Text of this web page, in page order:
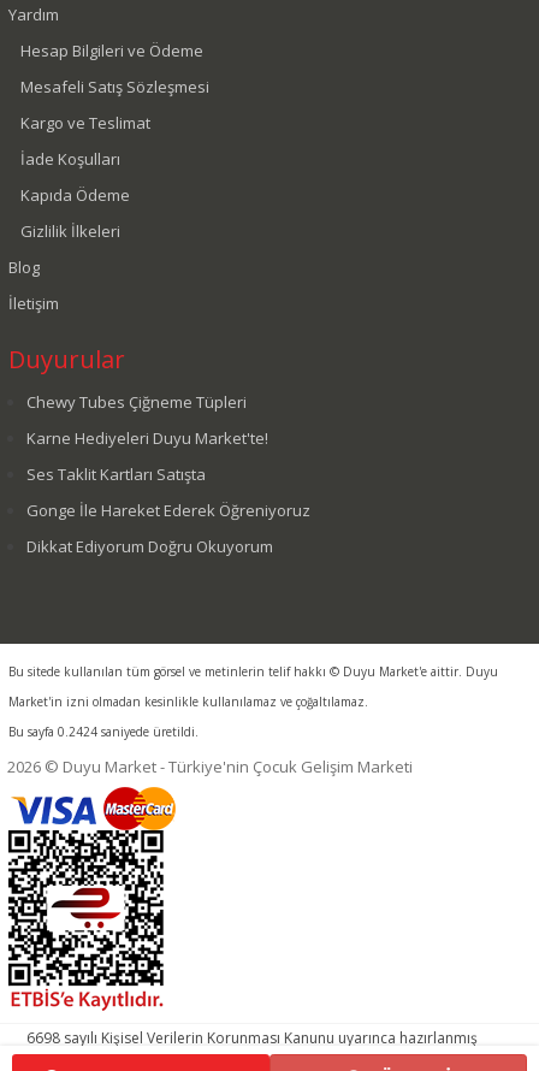
Yardım
Hesap Bilgileri ve Ödeme
Mesafeli Satış Sözleşmesi
Kargo ve Teslimat
İade Koşulları
Kapıda Ödeme
Gizlilik İlkeleri
Blog
İletişim
Duyurular
Chewy Tubes Çiğneme Tüpleri
Karne Hediyeleri Duyu Market'te!
Ses Taklit Kartları Satışta
Gonge İle Hareket Ederek Öğreniyoruz
Dikkat Ediyorum Doğru Okuyorum
Bu sitede kullanılan tüm görsel ve metinlerin telif hakkı © Duyu Market'e aittir. Duyu
Market'in izni olmadan kesinlikle kullanılamaz ve çoğaltılamaz.
Bu sayfa 0.2424 saniyede üretildi.
2026 © Duyu Market - Türkiye'nin Çocuk Gelişim Marketi
6698 sayılı Kişisel Verilerin Korunması Kanunu uyarınca hazırlanmış
aydınlatma metnimizi okumak ve sitemizde ilgili mevzuata uygun